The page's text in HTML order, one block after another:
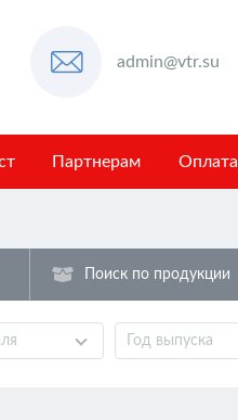
admin@vtr.su
Партнерам Оплата
Год выпуска
Поиск по продукции